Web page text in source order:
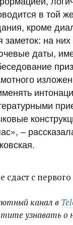
в той
кроме
заметок: на
даты,
–
сдаст с
канал в
узнавать о